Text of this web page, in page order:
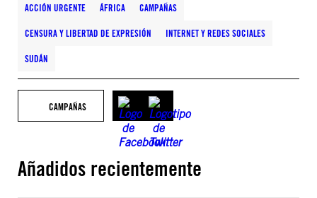
ACCIÓN URGENTE ÁFRICA CAMPAÑAS
CENSURA Y LIBERTAD DE EXPRESIÓN INTERNET Y REDES SOCIALES
SUDÁN
CAMPAÑAS
Añadidos recientemente